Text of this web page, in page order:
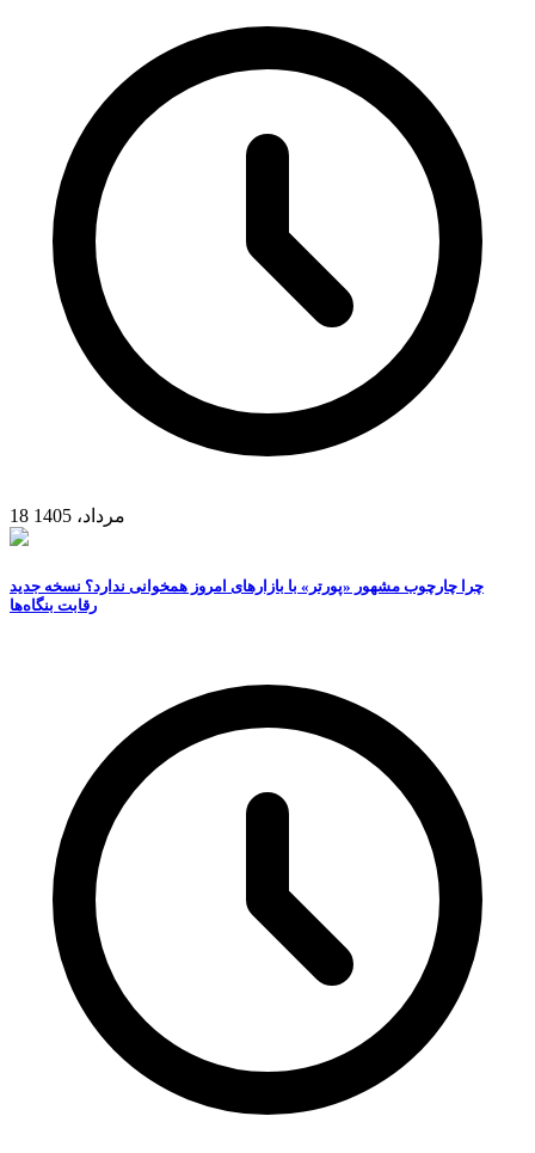
18 مرداد، 1405
چرا چارچوب مشهور «پورتر» با بازارهای امروز همخوانی ندارد؟ نسخه جدید
رقابت‌ بنگاه‌ها